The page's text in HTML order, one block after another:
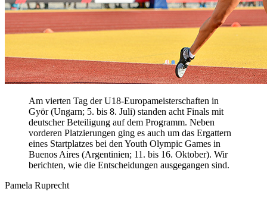
Am vierten Tag der U18-Europameisterschaften in
Györ (Ungarn; 5. bis 8. Juli) standen acht Finals mit
deutscher Beteiligung auf dem Programm. Neben
vorderen Platzierungen ging es auch um das Ergattern
eines Startplatzes bei den Youth Olympic Games in
Buenos Aires (Argentinien; 11. bis 16. Oktober). Wir
berichten, wie die Entscheidungen ausgegangen sind.
Pamela Ruprecht